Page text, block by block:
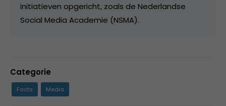
initiatieven opgericht, zoals de Nederlandse
Social Media Academie (NSMA).
Categorie
Facts Media